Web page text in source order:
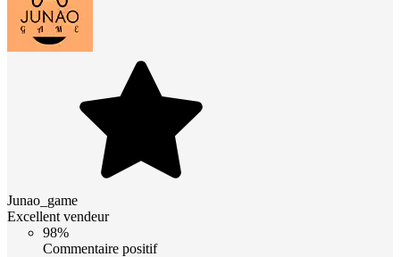
Junao_game
Excellent vendeur
98%
Commentaire positif